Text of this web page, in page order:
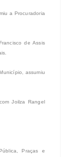
a Procuradoria
de Assis
assumiu
Joilza Rangel
Praças e